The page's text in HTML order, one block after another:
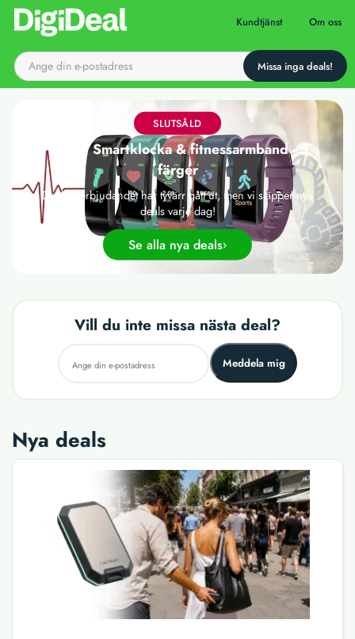
Till startsidan Kundtjänst Om oss
SLUTSÅLD
15-in-1 Smartklocka & fitnessarmband - 5
färger
Det här erbjudandet har tyvärr gått ut, men vi släpper nya
deals varje dag!
Se alla nya deals
Vill du inte missa nästa deal?
Meddela mig
Nya deals